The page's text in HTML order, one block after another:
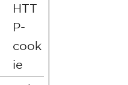
HTT
P-
cook
ie